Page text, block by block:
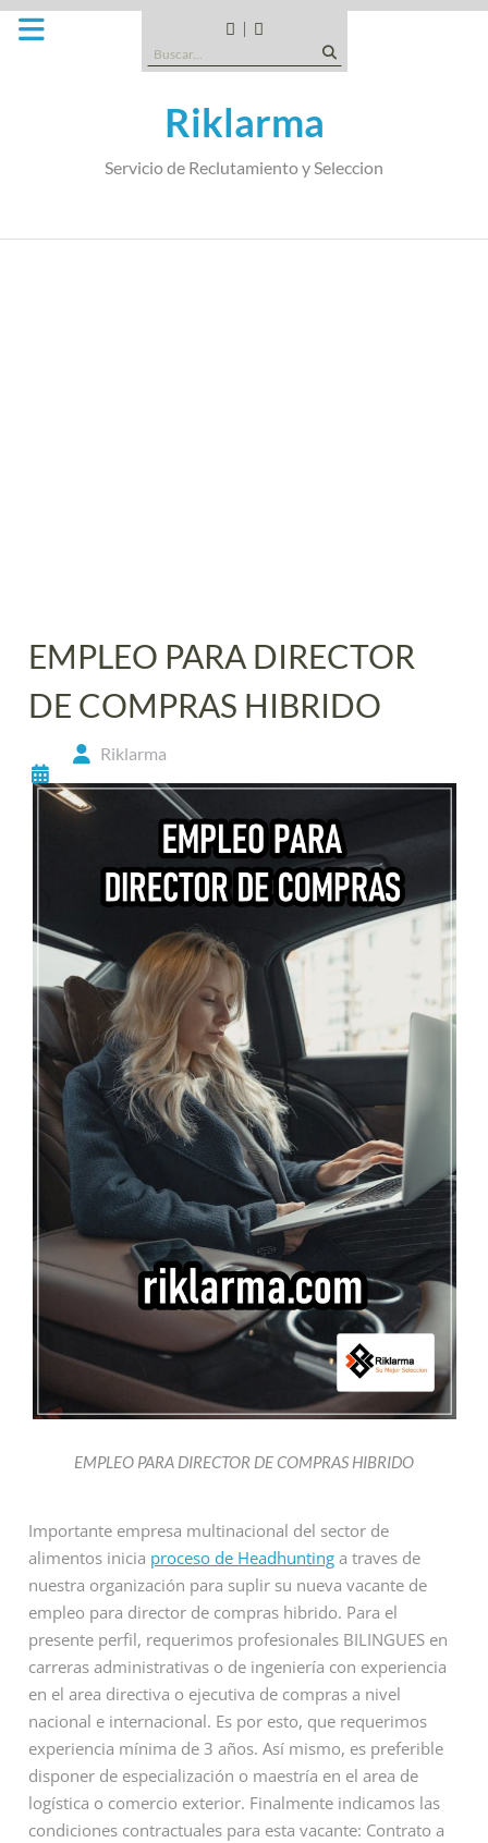
Saltar
CANDIDATOS
TIPO
EMPRESA
SOMOS
Buscar:
Riklarma
Servicio de Reclutamiento y Seleccion
EMPLEO PARA DIRECTOR
DE COMPRAS HIBRIDO
Riklarma
EMPLEO PARA DIRECTOR DE COMPRAS HIBRIDO
Importante empresa multinacional del sector de
alimentos inicia proceso de Headhunting a traves de
nuestra organización para suplir su nueva vacante de
empleo para director de compras hibrido. Para el
presente perfil, requerimos profesionales BILINGUES en
carreras administrativas o de ingeniería con experiencia
en el area directiva o ejecutiva de compras a nivel
nacional e internacional. Es por esto, que requerimos
experiencia mínima de 3 años. Así mismo, es preferible
disponer de especialización o maestría en el area de
logística o comercio exterior. Finalmente indicamos las
condiciones contractuales para esta vacante: Contrato a